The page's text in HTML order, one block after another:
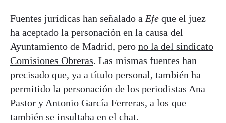
Fuentes jurídicas han señalado a Efe que el juez
ha aceptado la personación en la causa del
Ayuntamiento de Madrid, pero no la del sindicato
Comisiones Obreras. Las mismas fuentes han
precisado que, ya a título personal, también ha
permitido la personación de los periodistas Ana
Pastor y Antonio García Ferreras, a los que
también se insultaba en el chat.